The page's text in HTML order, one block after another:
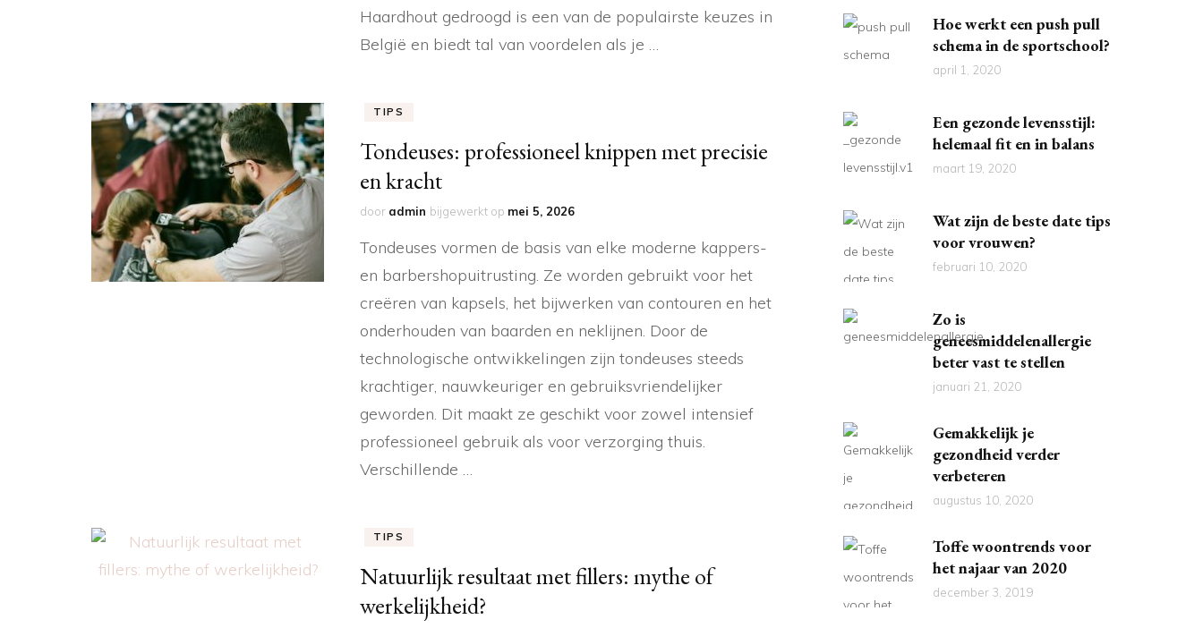
Haardhout gedroogd is een van de populairste keuzes in
België en biedt tal van voordelen als je …
TIPS
Tondeuses: professioneel knippen met precisie
en kracht
door admin bijgewerkt op mei 5, 2026
Tondeuses vormen de basis van elke moderne kappers-
en barbershopuitrusting. Ze worden gebruikt voor het
creëren van kapsels, het bijwerken van contouren en het
onderhouden van baarden en neklijnen. Door de
technologische ontwikkelingen zijn tondeuses steeds
krachtiger, nauwkeuriger en gebruiksvriendelijker
geworden. Dit maakt ze geschikt voor zowel intensief
professioneel gebruik als voor verzorging thuis.
Verschillende …
TIPS
Natuurlijk resultaat met fillers: mythe of
werkelijkheid?
Hoe werkt een push pull
schema in de sportschool?
april 1, 2020
Een gezonde levensstijl:
helemaal fit en in balans
maart 19, 2020
Wat zijn de beste date tips
voor vrouwen?
februari 10, 2020
Zo is
geneesmiddelenallergie
beter vast te stellen
januari 21, 2020
Gemakkelijk je
gezondheid verder
verbeteren
augustus 10, 2020
Toffe woontrends voor
het najaar van 2020
december 3, 2019